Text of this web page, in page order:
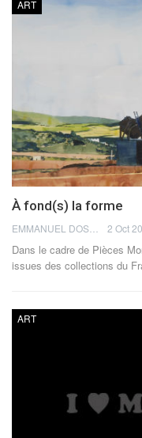
ART
À fond(s) la forme
2 Oct
Dans le cadre de Pièces
issues des collections du
ART